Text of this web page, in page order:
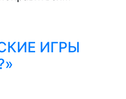
ИГРЫ